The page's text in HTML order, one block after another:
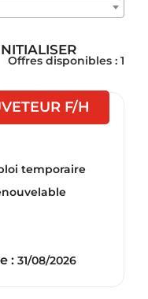
Offres disponibles : 1
F/H
temporaire
: 31/08/2026